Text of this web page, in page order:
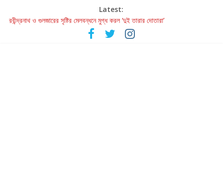
Latest:
রবীন্দ্রনাথ ও গুলজারের সৃষ্টির মেলবন্ধনে মুগ্ধ করল ‘দুই তারার দোতারা’
কলের গান থেকে রীলস্ — বাঙালির গান শোনার বিবর্তনের গল্প
জগন্নাথমঙ্গলম্ — বাংলায় প্রথমবার মঞ্চে এবার রথযাত্রার উদযাপন